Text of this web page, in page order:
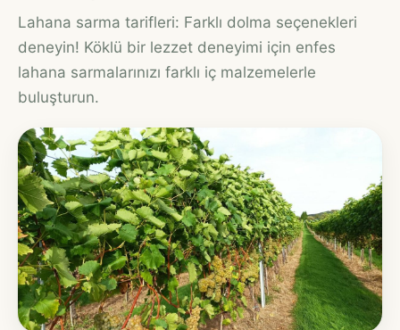
Lahana sarma tarifleri: Farklı dolma seçenekleri
deneyin! Köklü bir lezzet deneyimi için enfes
lahana sarmalarınızı farklı iç malzemelerle
buluşturun.